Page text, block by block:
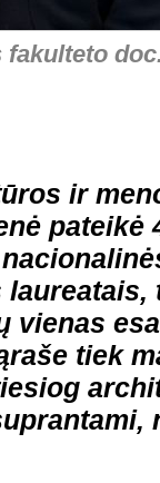
ir
pateikė
vienas
tiek